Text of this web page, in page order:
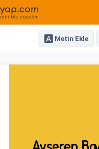
Metin Ekle